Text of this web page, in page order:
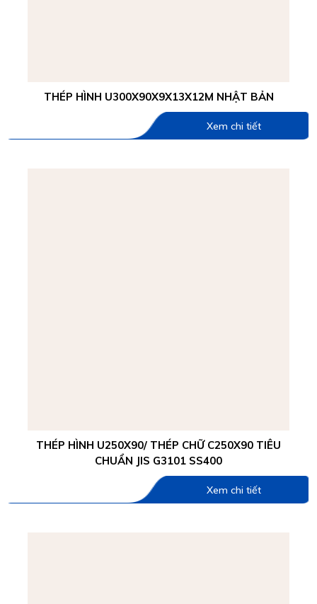
THÉP HÌNH U300X90X9X13X12M NHẬT BẢN
Xem chi tiết
THÉP HÌNH U250X90/ THÉP CHỮ C250X90 TIÊU
CHUẨN JIS G3101 SS400
Xem chi tiết